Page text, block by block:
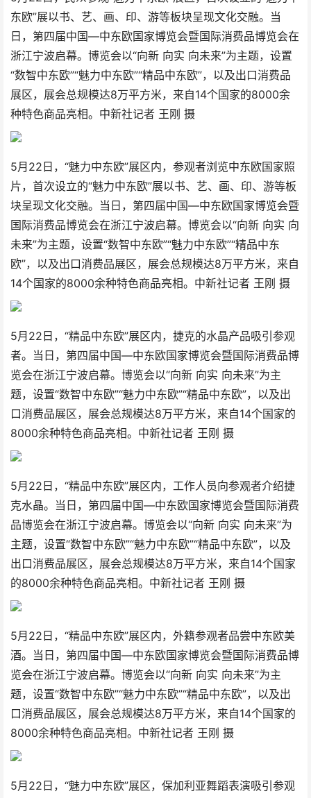
东欧”展以书、艺、画、印、游等板块呈现文化交融。当
日，第四届中国—中东欧国家博览会暨国际消费品博览会在
浙江宁波启幕。博览会以“向新 向实 向未来”为主题，设置
“数智中东欧”“魅力中东欧”“精品中东欧”，以及出口消费品
展区，展会总规模达8万平方米，来自14个国家的8000余
种特色商品亮相。中新社记者 王刚 摄
5月22日，“魅力中东欧”展区内，参观者浏览中东欧国家照
片，首次设立的“魅力中东欧”展以书、艺、画、印、游等板
块呈现文化交融。当日，第四届中国—中东欧国家博览会暨
国际消费品博览会在浙江宁波启幕。博览会以“向新 向实 向
未来”为主题，设置“数智中东欧”“魅力中东欧”“精品中东
欧”，以及出口消费品展区，展会总规模达8万平方米，来自
14个国家的8000余种特色商品亮相。中新社记者 王刚 摄
5月22日，“精品中东欧”展区内，捷克的水晶产品吸引参观
者。当日，第四届中国—中东欧国家博览会暨国际消费品博
览会在浙江宁波启幕。博览会以“向新 向实 向未来”为主
题，设置“数智中东欧”“魅力中东欧”“精品中东欧”，以及出
口消费品展区，展会总规模达8万平方米，来自14个国家的
8000余种特色商品亮相。中新社记者 王刚 摄
5月22日，“精品中东欧”展区内，工作人员向参观者介绍捷
克水晶。当日，第四届中国—中东欧国家博览会暨国际消费
品博览会在浙江宁波启幕。博览会以“向新 向实 向未来”为
主题，设置“数智中东欧”“魅力中东欧”“精品中东欧”，以及
出口消费品展区，展会总规模达8万平方米，来自14个国家
的8000余种特色商品亮相。中新社记者 王刚 摄
5月22日，“精品中东欧”展区内，外籍参观者品尝中东欧美
酒。当日，第四届中国—中东欧国家博览会暨国际消费品博
览会在浙江宁波启幕。博览会以“向新 向实 向未来”为主
题，设置“数智中东欧”“魅力中东欧”“精品中东欧”，以及出
口消费品展区，展会总规模达8万平方米，来自14个国家的
8000余种特色商品亮相。中新社记者 王刚 摄
5月22日，“魅力中东欧”展区，保加利亚舞蹈表演吸引参观